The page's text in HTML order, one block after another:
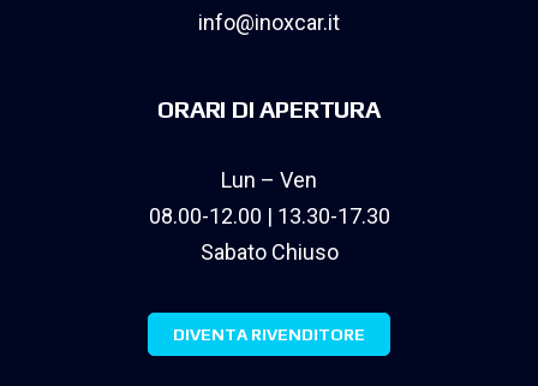
info@inoxcar.it
ORARI DI APERTURA
Lun – Ven
08.00-12.00 | 13.30-17.30
Sabato Chiuso
DIVENTA RIVENDITORE